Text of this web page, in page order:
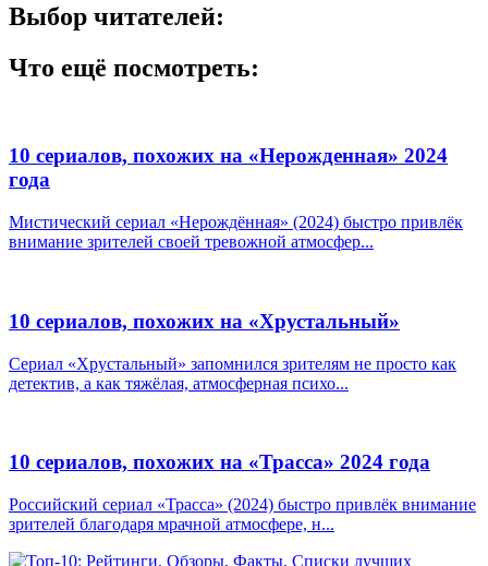
Выбор читателей:
Что ещё посмотреть:
10 сериалов, похожих на «Нерожденная» 2024
года
Мистический сериал «Нерождённая» (2024) быстро привлёк
внимание зрителей своей тревожной атмосфер...
10 сериалов, похожих на «Хрустальный»
Сериал «Хрустальный» запомнился зрителям не просто как
детектив, а как тяжёлая, атмосферная психо...
10 сериалов, похожих на «Трасса» 2024 года
Российский сериал «Трасса» (2024) быстро привлёк внимание
зрителей благодаря мрачной атмосфере, н...